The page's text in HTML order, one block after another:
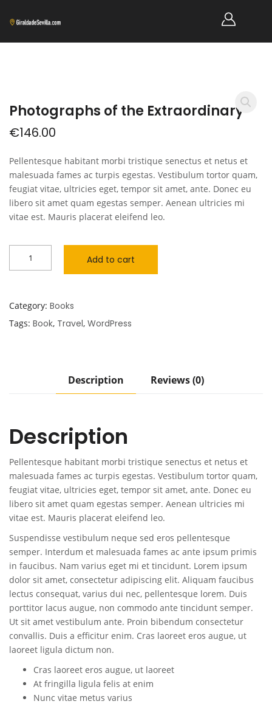
Photographs of the Extraordinary
€146.00
Pellentesque habitant morbi tristique senectus et netus et
malesuada fames ac turpis egestas. Vestibulum tortor quam,
feugiat vitae, ultricies eget, tempor sit amet, ante. Donec eu
libero sit amet quam egestas semper. Aenean ultricies mi
vitae est. Mauris placerat eleifend leo.
Add to cart
Category: Books
Tags: Book, Travel, WordPress
Description Reviews (0)
Description
Pellentesque habitant morbi tristique senectus et netus et
malesuada fames ac turpis egestas. Vestibulum tortor quam,
feugiat vitae, ultricies eget, tempor sit amet, ante. Donec eu
libero sit amet quam egestas semper. Aenean ultricies mi
vitae est. Mauris placerat eleifend leo.
Suspendisse vestibulum neque sed eros pellentesque
semper. Interdum et malesuada fames ac ante ipsum primis
in faucibus. Nam varius eget mi et tincidunt. Lorem ipsum
dolor sit amet, consectetur adipiscing elit. Aliquam faucibus
lectus consequat, varius dui nec, pellentesque lorem. Duis
porttitor lacus augue, non commodo ante tincidunt semper.
Ut sit amet vestibulum ante. Proin bibendum consectetur
convallis. Duis a efficitur enim. Cras laoreet eros augue, ut
laoreet ligula dictum non.
Cras laoreet eros augue, ut laoreet
At fringilla ligula felis at enim
Nunc vitae metus varius